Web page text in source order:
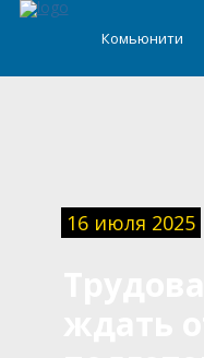
Комьюнити
16 июля 2025